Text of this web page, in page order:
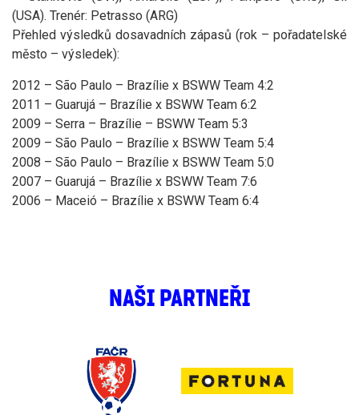
(USA). Trenér: Petrasso (ARG)
Přehled výsledků dosavadních zápasů (rok – pořadatelské
město – výsledek):
2012 – São Paulo – Brazílie x BSWW Team 4:2
2011 – Guarujá – Brazílie x BSWW Team 6:2
2009 – Serra – Brazílie – BSWW Team 5:3
2009 – São Paulo – Brazílie x BSWW Team 5:4
2008 – São Paulo – Brazílie x BSWW Team 5:0
2007 – Guarujá – Brazílie x BSWW Team 7:6
2006 – Maceió – Brazílie x BSWW Team 6:4
NAŠI PARTNEŘI